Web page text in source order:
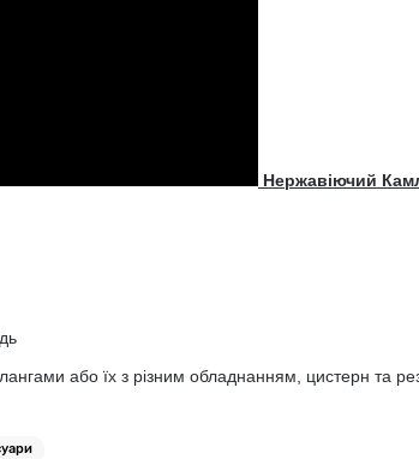
Нержавіючий
або їх з різним обладнанням, цистерн та